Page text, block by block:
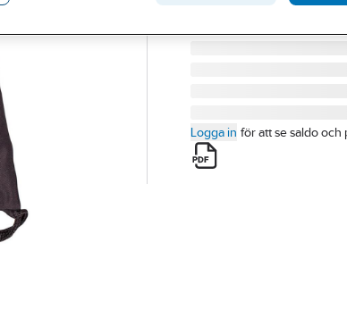
380600403
Logga in för att se saldo och